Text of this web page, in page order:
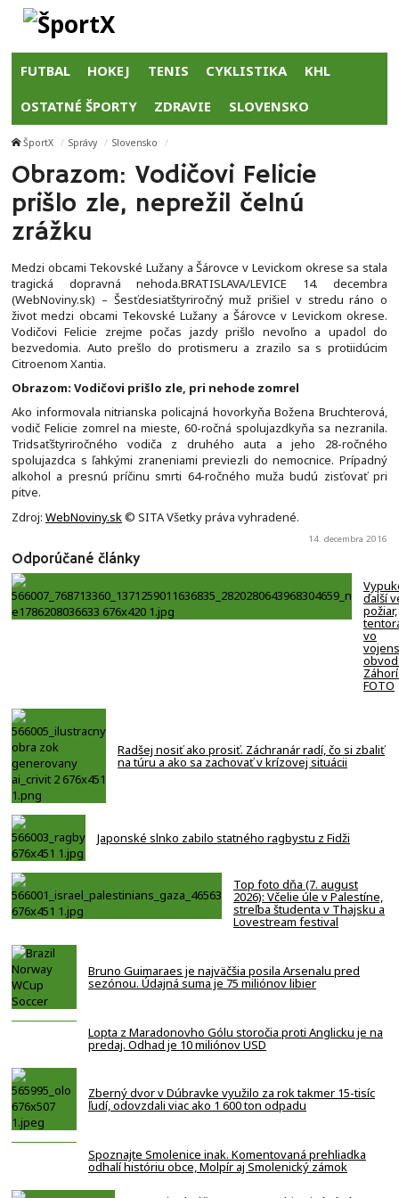
FUTBAL HOKEJ TENIS CYKLISTIKA KHL
OSTATNÉ ŠPORTY ZDRAVIE SLOVENSKO
ŠportX Správy Slovensko
Obrazom: Vodičovi Felicie
prišlo zle, neprežil čelnú
zrážku
Medzi obcami Tekovské Lužany a Šárovce v Levickom okrese sa stala
tragická dopravná nehoda.BRATISLAVA/LEVICE 14. decembra
(WebNoviny.sk) – Šesťdesiatštyriročný muž prišiel v stredu ráno o
život medzi obcami Tekovské Lužany a Šárovce v Levickom okrese.
Vodičovi Felicie zrejme počas jazdy prišlo nevoľno a upadol do
bezvedomia. Auto prešlo do protismeru a zrazilo sa s protiidúcim
Citroenom Xantia.
Obrazom: Vodičovi prišlo zle, pri nehode zomrel
Ako informovala nitrianska policajná hovorkyňa Božena Bruchterová,
vodič Felicie zomrel na mieste, 60-ročná spolujazdkyňa sa nezranila.
Tridsaťštyriročného vodiča z druhého auta a jeho 28-ročného
spolujazdca s ľahkými zraneniami previezli do nemocnice. Prípadný
alkohol a presnú príčinu smrti 64-ročného muža budú zisťovať pri
pitve.
Zdroj: WebNoviny.sk© SITA Všetky práva vyhradené.
14. decembra 2016
Odporúčané články
ďalší
požiar,
vo
FOTO
Radšej nosiť ako prosiť. Záchranár radí, čo si zbaliť
na túru a ako sa zachovať v krízovej situácii
Japonské slnko zabilo statného ragbystu z Fidži
Top foto dňa (7. august
2026): Včelie úle v Palestíne,
streľba študenta v Thajsku a
Lovestream festival
Bruno Guimaraes je najväčšia posila Arsenalu pred
sezónou. Údajná suma je 75 miliónov libier
Lopta z Maradonovho Gólu storočia proti Anglicku je na
predaj. Odhad je 10 miliónov USD
Zberný dvor v Dúbravke využilo za rok takmer 15-tisíc
ľudí, odovzdali viac ako 1 600 ton odpadu
Spoznajte Smolenice inak. Komentovaná prehliadka
odhalí históriu obce, Molpír aj Smolenický zámok